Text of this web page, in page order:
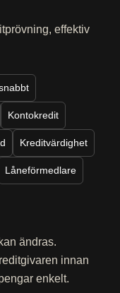
effektiv
Kontokredit
Kreditvärdighet
Låneförmedlare
ändras.
innan
enkelt.